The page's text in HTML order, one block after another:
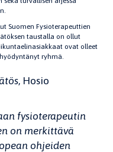
Suomen Fysioterapeuttien
taustalla on ollut
ovat olleet
ryhmä.
, Hosio
fysioterapeutin
on merkittävä
ohjeiden